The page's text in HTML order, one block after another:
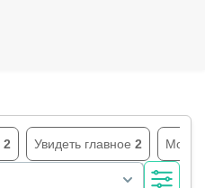
2 Увидеть главное 2